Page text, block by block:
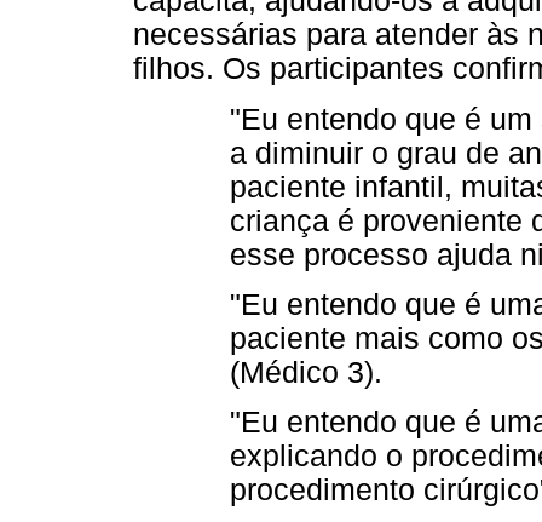
necessárias para atender às
filhos. Os participantes
"Eu entendo que é
a diminuir o grau de
paciente infantil,
criança é proveniente
esse processo ajuda
"Eu entendo que é
paciente mais como
(Médico 3).
"Eu entendo que é
explicando o
procedimento